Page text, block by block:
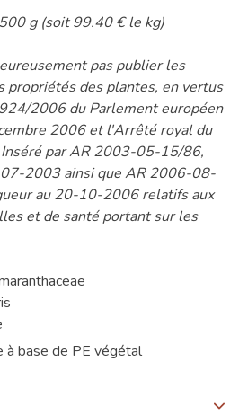
g (soit 99.40 € le kg)
pas publier les
propriétés des plantes, en vertus
2006 du Parlement européen
2006 et l'Arrêté royal du
par AR 2003-05-15/86,
2003 ainsi que AR 2006-08-
au 20-10-2006 relatifs aux
et de santé portant sur les
à base de PE végétal